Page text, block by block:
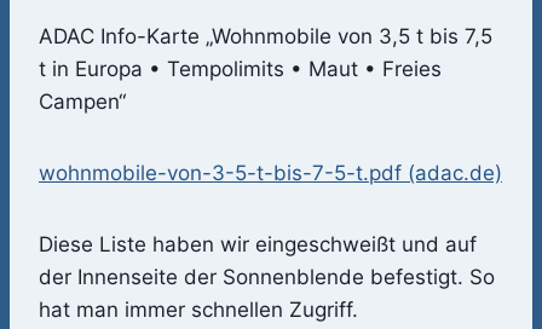
ADAC Info-Karte „Wohnmobile von 3,5 t bis 7,5
t in Europa • Tempolimits • Maut • Freies
Campen“
wohnmobile-von-3-5-t-bis-7-5-t.pdf (adac.de)
Diese Liste haben wir eingeschweißt und auf
der Innenseite der Sonnenblende befestigt. So
hat man immer schnellen Zugriff.